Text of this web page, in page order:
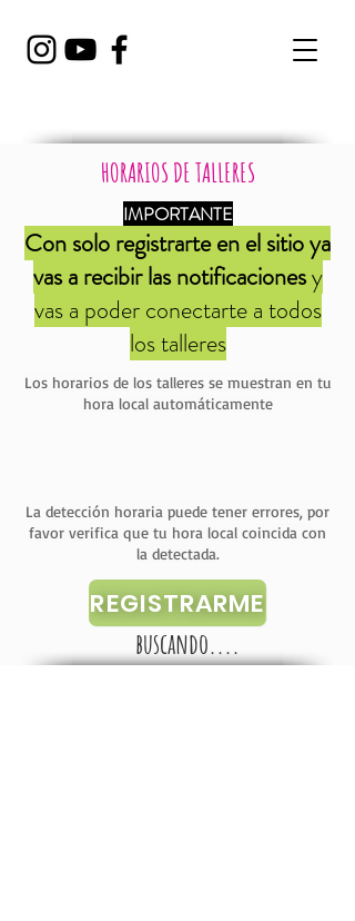
HORARIOS DE TALLERES
IMPORTANTE
Con solo registrarte en el sitio ya
vas a recibir las notificacionesy
vas a poder conectarte a todos
los talleres
Los horarios de los talleres se muestran en tu
hora local automáticamente
La detección horaria puede tener errores, por
favor verifica que tu hora local coincida con
la detectada.
buscando....
REGISTRARME